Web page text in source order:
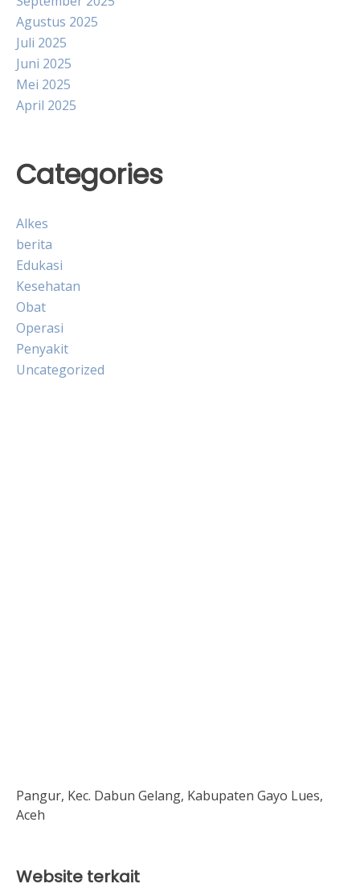
Agustus 2025
Juli 2025
Juni 2025
Mei 2025
April 2025
Categories
Alkes
berita
Edukasi
Kesehatan
Obat
Operasi
Penyakit
Uncategorized
Pangur, Kec. Dabun Gelang, Kabupaten Gayo Lues,
Aceh
Website terkait